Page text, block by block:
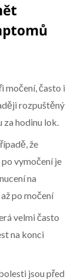
močení, často i
rozpuštěný
za hodinu lok.
že
vymočení je
na
po močení
velmi často
na konci
jsou před